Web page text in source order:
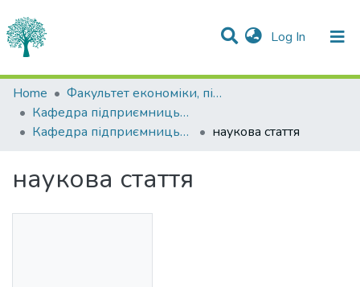
Log In (current)
Statistics
Communities & Collections
Home
Факультет економіки, підприємництва та інформаційних технологій
Кафедра підприємницьких та соціальних технологій
Кафедра підприємницьких та соціальних технологій
наукова стаття
наукова стаття